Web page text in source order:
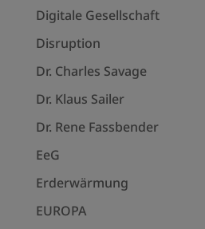
Digitale Gesellschaft
Disruption
Dr. Charles Savage
Dr. Klaus Sailer
Dr. Rene Fassbender
EeG
Erderwärmung
EUROPA